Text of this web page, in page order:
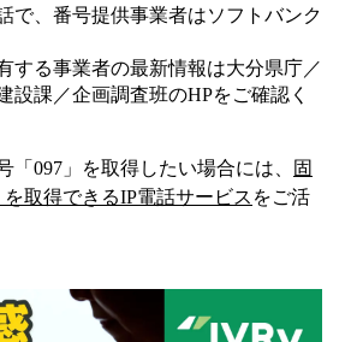
で、番号提供事業者はソフトバンク
する事業者の最新情報は大分県庁／
設課／企画調査班のHPをご確認く
「 097 」を取得したい場合には、
固
を取得できるIP電話サービス をご活